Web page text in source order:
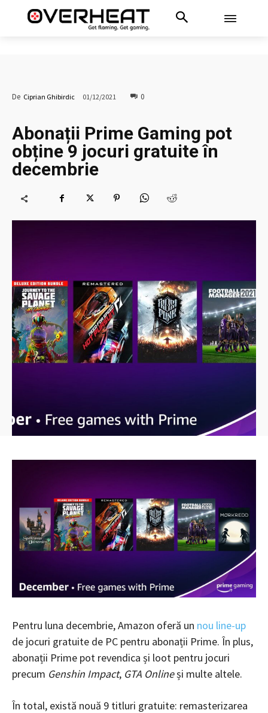
De Ciprian Ghibirdic 01/12/2021 0
Abonații Prime Gaming pot
obține 9 jocuri gratuite în
decembrie
Pentru luna decembrie, Amazon oferă un nou line-up
de jocuri gratuite de PC pentru abonații Prime. În plus,
abonații Prime pot revendica și loot pentru jocuri
precum Genshin Impact, GTA Onlineși multe altele.
În total, există nouă 9 titluri gratuite: remasterizarea